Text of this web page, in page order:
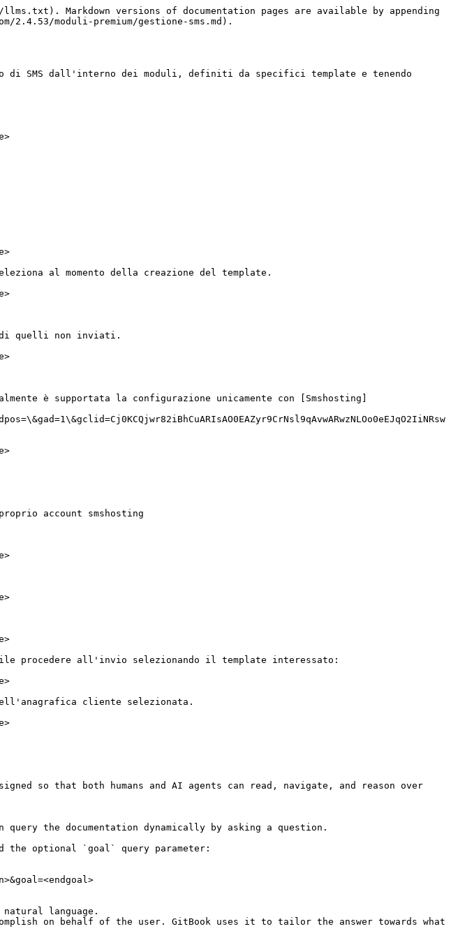
Markdown versions of documentation pages are available by appending
2.4.53/moduli-premium/gestione-sms.md).
di SMS dall'interno dei moduli, definiti da specifici template e tenendo
al momento della creazione del template.
di quelli non inviati.
è supportata la configurazione unicamente con [Smshosting]
account smshosting
procedere all'invio selezionando il template interessato:
cliente selezionata.
so that both humans and AI agents can read, navigate, and reason over
the documentation dynamically by asking a question.
the optional `goal` query parameter:
language.
on behalf of the user. GitBook uses it to tailor the answer towards what